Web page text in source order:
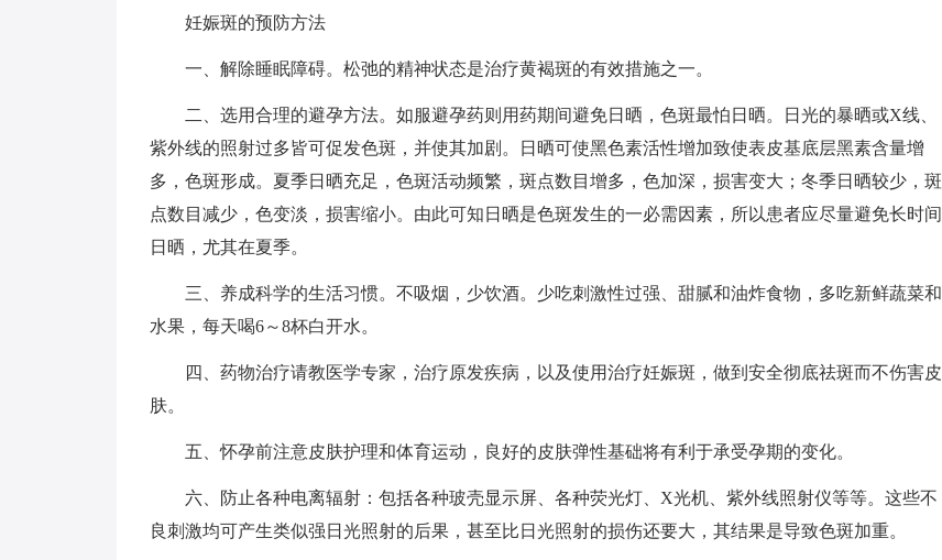
妊娠斑的预防方法
一、解除睡眠障碍。松弛的精神状态是治疗黄褐斑的有效措施之一。
二、选用合理的避孕方法。如服避孕药则用药期间避免日晒，色斑最怕日晒。日光的暴晒或X线、
紫外线的照射过多皆可促发色斑，并使其加剧。日晒可使黑色素活性增加致使表皮基底层黑素含量增
多，色斑形成。夏季日晒充足，色斑活动频繁，斑点数目增多，色加深，损害变大；冬季日晒较少，斑
点数目减少，色变淡，损害缩小。由此可知日晒是色斑发生的一必需因素，所以患者应尽量避免长时间
日晒，尤其在夏季。
三、养成科学的生活习惯。不吸烟，少饮酒。少吃刺激性过强、甜腻和油炸食物，多吃新鲜蔬菜和
水果，每天喝6～8杯白开水。
四、药物治疗请教医学专家，治疗原发疾病，以及使用治疗妊娠斑，做到安全彻底祛斑而不伤害皮
肤。
五、怀孕前注意皮肤护理和体育运动，良好的皮肤弹性基础将有利于承受孕期的变化。
六、防止各种电离辐射：包括各种玻壳显示屏、各种荧光灯、X光机、紫外线照射仪等等。这些不
良刺激均可产生类似强日光照射的后果，甚至比日光照射的损伤还要大，其结果是导致色斑加重。